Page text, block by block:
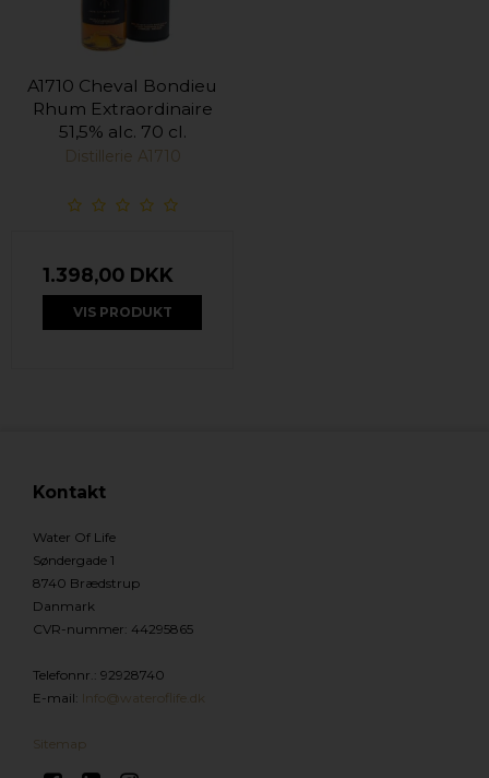
A1710 Cheval Bondieu
Rhum Extraordinaire
51,5% alc. 70 cl.
Distillerie A1710
1.398,00 DKK
VIS PRODUKT
Kontakt
Water Of Life
Søndergade 1
8740 Brædstrup
Danmark
CVR-nummer: 44295865
Telefonnr.: 92928740
E-mail: Info@wateroflife.dk
Sitemap